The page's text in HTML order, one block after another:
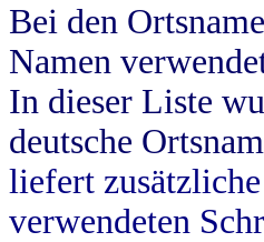
Bei den
Namen
In dieser Liste
deutsche
liefert
verwendeten